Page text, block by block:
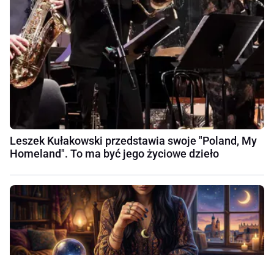
Leszek Kułakowski przedstawia swoje "Poland, My
Homeland". To ma być jego życiowe dzieło